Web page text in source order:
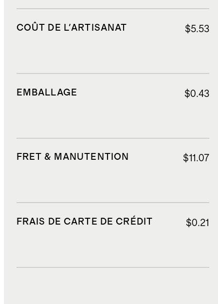
COÛT DE L'ARTISANAT $5.53
EMBALLAGE $0.43
FRET & MANUTENTION $11.07
FRAIS DE CARTE DE CRÉDIT $0.21